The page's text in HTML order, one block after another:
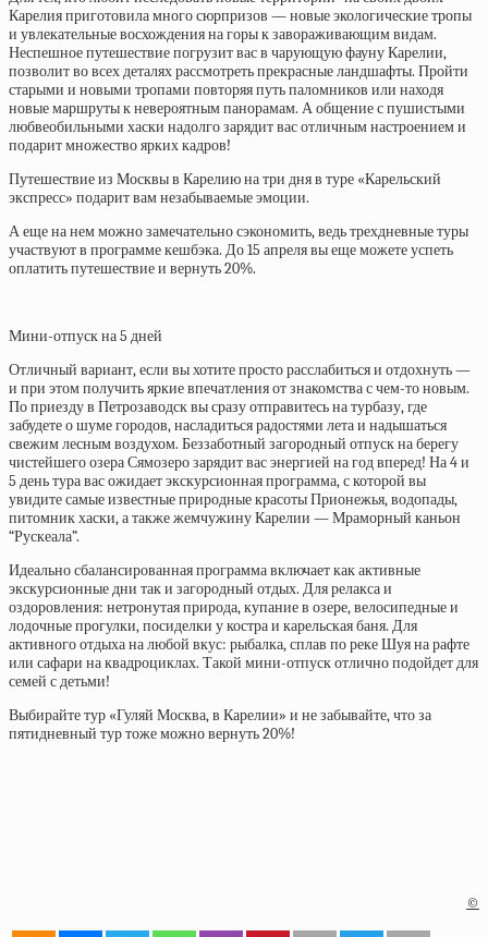
Карелия приготовила много сюрпризов — новые экологические тропы
и увлекательные восхождения на горы к завораживающим видам.
Неспешное путешествие погрузит вас в чарующую фауну Карелии,
позволит во всех деталях рассмотреть прекрасные ландшафты. Пройти
старыми и новыми тропами повторяя путь паломников или находя
новые маршруты к невероятным панорамам. А общение с пушистыми
любвеобильными хаски надолго зарядит вас отличным настроением и
подарит множество ярких кадров!
Путешествие из Москвы в Карелию на три дня в туре «Карельский
экспресс» подарит вам незабываемые эмоции.
А еще на нем можно замечательно сэкономить, ведь трехдневные туры
участвуют в программе кешбэка. До 15 апреля вы еще можете успеть
оплатить путешествие и вернуть 20%.
Мини-отпуск на 5 дней
Отличный вариант, если вы хотите просто расслабиться и отдохнуть —
и при этом получить яркие впечатления от знакомства с чем-то новым.
По приезду в Петрозаводск вы сразу отправитесь на турбазу, где
забудете о шуме городов, насладиться радостями лета и надышаться
свежим лесным воздухом. Беззаботный загородный отпуск на берегу
чистейшего озера Сямозеро зарядит вас энергией на год вперед! На 4 и
5 день тура вас ожидает экскурсионная программа, с которой вы
увидите самые известные природные красоты Прионежья, водопады,
питомник хаски, а также жемчужину Карелии — Мраморный каньон
“Рускеала”.
Идеально сбалансированная программа включает как активные
экскурсионные дни так и загородный отдых. Для релакса и
оздоровления: нетронутая природа, купание в озере, велосипедные и
лодочные прогулки, посиделки у костра и карельская баня. Для
активного отдыха на любой вкус: рыбалка, сплав по реке Шуя на рафте
или сафари на квадроциклах. Такой мини-отпуск отлично подойдет для
семей с детьми!
Выбирайте тур «Гуляй Москва, в Карелии» и не забывайте, что за
пятидневный тур тоже можно вернуть 20%!
©